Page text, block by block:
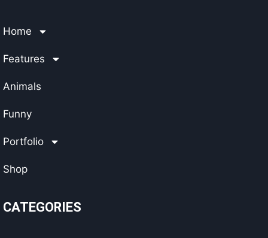
Home
Features
Animals
Funny
Portfolio
Shop
CATEGORIES